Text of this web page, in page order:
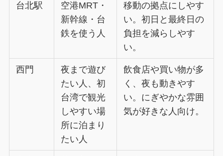
台北駅
空港MRT・
新幹線・台
鉄を使う人
移動の拠点にしやす
い。初日と最終日の
負担を減らしやす
い。
西門
夜まで遊び
たい人、初
台湾で観光
しやすい場
所に泊まり
たい人
飲食店や買い物が多
く、夜も動きやす
い。にぎやかな雰囲
気が好きな人向け。